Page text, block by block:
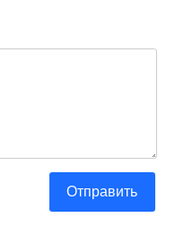
Отправить